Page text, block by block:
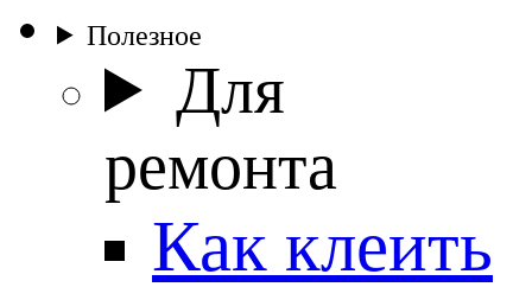
Полезное
Для
ремонта
Как клеить